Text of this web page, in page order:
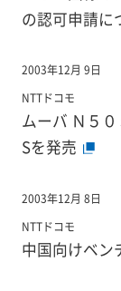
の認可申請に
2003年12月 9日
NTTドコモ
ムーバ Ｎ５
Sを発売
2003年12月 8日
NTTドコモ
中国向けベン